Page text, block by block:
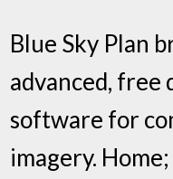
Blue Sky Plan
advanced, free
software for
imagery.